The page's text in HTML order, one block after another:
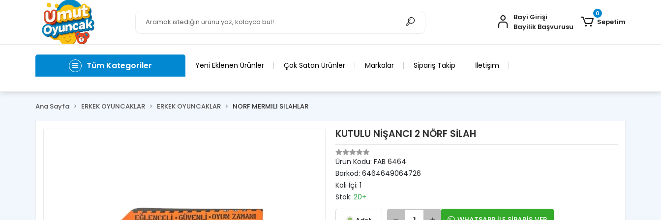
Bayi Girişi
Bayilik Başvurusu
0
Sepetim
Tüm Kategoriler Yeni Eklenen Ürünler Çok Satan Ürünler Markalar Sipariş Takip İletişim
Ana Sayfa ERKEK OYUNCAKLAR ERKEK OYUNCAKLAR NORF MERMILI SILAHLAR
KUTULU NİŞANCI 2 NÖRF SİLAH
Ürün Kodu: FAB 6464
Barkod: 6464649064726
Koli İçi: 1
Stok: 20+